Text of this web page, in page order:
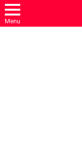
Menu